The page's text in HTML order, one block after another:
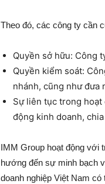
Theo đó, các công ty cần
Quyền sở hữu: Công
Quyền kiểm soát:
nhánh, cũng như đưa
Sự liên tục trong
động kinh doanh,
IMM Group hoạt động với
hướng đến sự minh bạch
doanh nghiệp Việt Nam